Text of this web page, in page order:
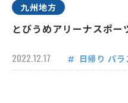
九州地方
とびうめアリーナスポ
2022.12.17 日帰り パラ